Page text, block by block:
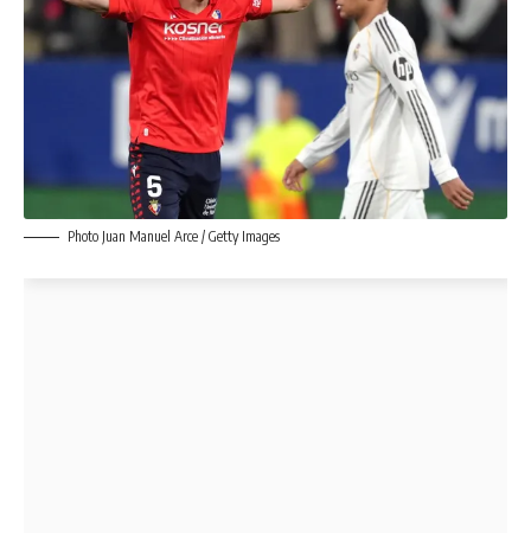
Photo Juan Manuel Arce / Getty Images